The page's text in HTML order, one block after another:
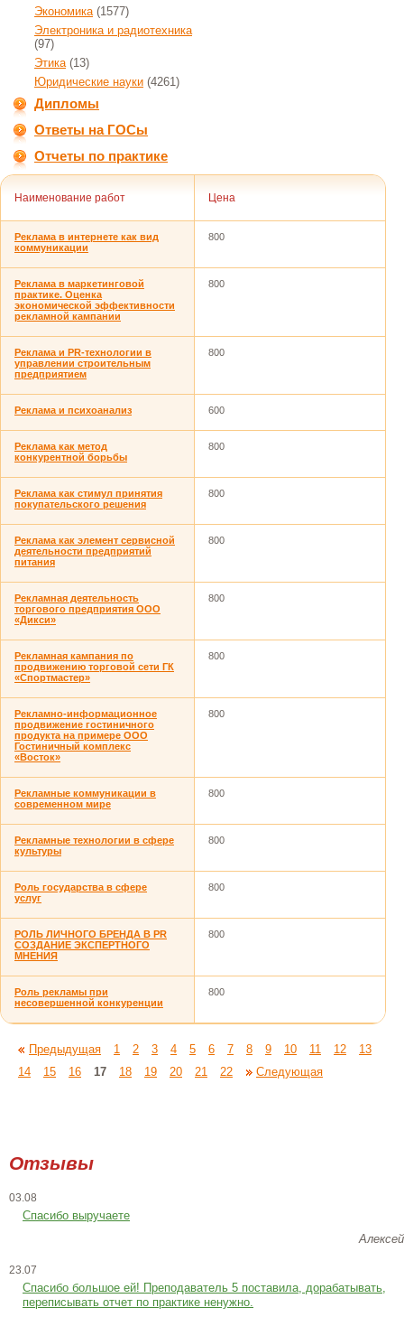
Экономика(1577)
Электроника и радиотехника
(97)
Этика(13)
Юридические науки (4261)
Дипломы
Ответы на ГОСы
Отчеты по практике
Наименование работ Цена
Реклама в интернете как вид
коммуникации
800
Реклама в маркетинговой
практике. Оценка
экономической эффективности
рекламной кампании
800
Реклама и PR-технологии в
управлении строительным
предприятием
800
Реклама и психоанализ 600
Реклама как метод
конкурентной борьбы
800
Реклама как стимул принятия
покупательского решения
800
Реклама как элемент сервисной
деятельности предприятий
питания
800
Рекламная деятельность
торгового предприятия ООО
«Дикси»
800
Рекламная кампания по
продвижению торговой сети ГК
«Спортмастер»
800
Рекламно-информационное
продвижение гостиничного
продукта на примере ООО
Гостиничный комплекс
«Восток»
800
Рекламные коммуникации в
современном мире
800
Рекламные технологии в сфере
культуры
800
Роль государства в сфере
услуг
800
РОЛЬ ЛИЧНОГО БРЕНДА В PR
СОЗДАНИЕ ЭКСПЕРТНОГО
МНЕНИЯ
800
Роль рекламы при
несовершенной конкуренции
800
Предыдущая 1 2 3 4 5 6 7 8 9 10 11 12
13
14
15 16 17 18 19 20 21 22 Следующая
Отзывы
03.08
Спасибо выручаете
Алексей
23.07
Cпасибо большое ей! Преподаватель 5 поставила, дорабатывать,
переписывать отчет по практике ненужно.